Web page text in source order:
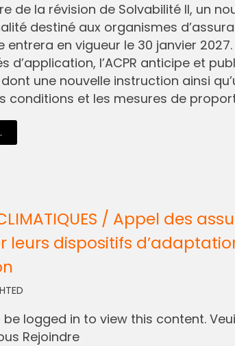
de la révision de Solvabilité II, un
destiné aux organismes
entrera en vigueur le 30 janvier
d’application, l’ACPR anticipe et
une nouvelle instruction ainsi
conditions et les mesures de
CLIMATIQUES / Appel des
leurs dispositifs
logged in to view this content.
Rejoindre